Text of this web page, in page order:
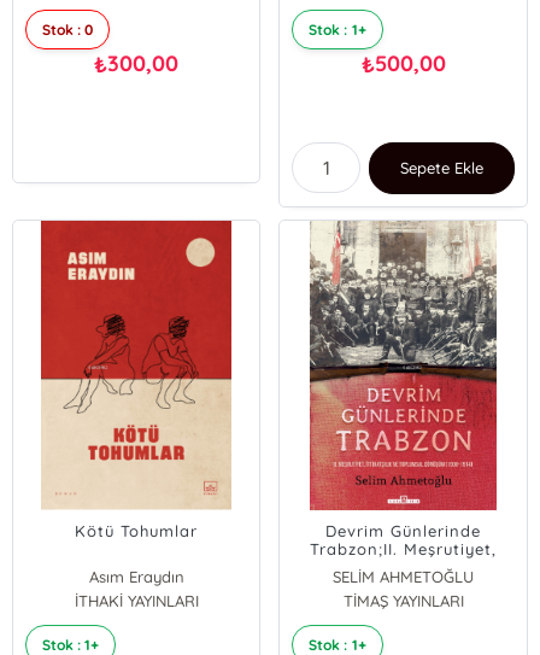
Stok : 0
₺300,00
Stok : 1+
₺500,00
Sepete Ekle
Kötü Tohumlar
Asım Eraydın
İTHAKİ YAYINLARI
Stok : 1+
Devrim Günlerinde
Trabzon;II. Meşrutiyet,
İttihatçılık ve Toplumsal
Dönüşüm (1908-1914)
SELİM AHMETOĞLU
TİMAŞ YAYINLARI
Stok : 1+